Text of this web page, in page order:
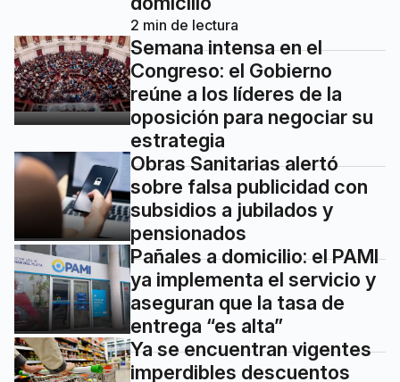
2 min de lectura
Semana intensa en el
Congreso: el Gobierno
reúne a los líderes de la
oposición para negociar su
estrategia
Obras Sanitarias alertó
sobre falsa publicidad con
subsidios a jubilados y
pensionados
Pañales a domicilio: el PAMI
ya implementa el servicio y
aseguran que la tasa de
entrega “es alta”
Ya se encuentran vigentes
imperdibles descuentos